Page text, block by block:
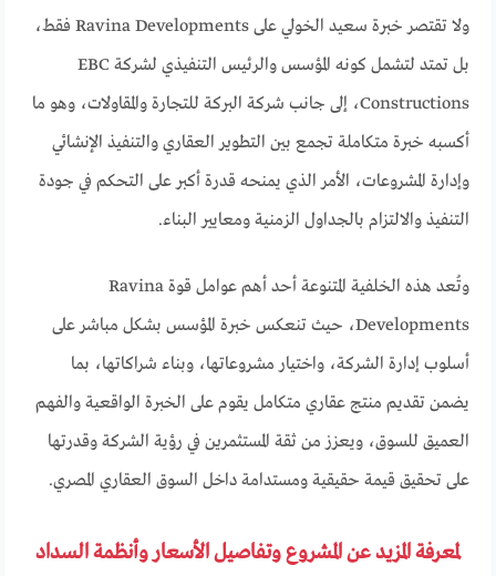
ولا تقتصر خبرة سعيد الخولي على Ravina Developments فقط،
بل تمتد لتشمل كونه المؤسس والرئيس التنفيذي لشركة EBC
Constructions، إلى جانب شركة البركة للتجارة والمقاولات، وهو ما
أكسبه خبرة متكاملة تجمع بين التطوير العقاري والتنفيذ الإنشائي
وإدارة المشروعات، الأمر الذي يمنحه قدرة أكبر على التحكم في جودة
التنفيذ والالتزام بالجداول الزمنية ومعايير البناء.
وتُعد هذه الخلفية المتنوعة أحد أهم عوامل قوة Ravina
Developments، حيث تنعكس خبرة المؤسس بشكل مباشر على
أسلوب إدارة الشركة، واختيار مشروعاتها، وبناء شراكاتها، بما
يضمن تقديم منتج عقاري متكامل يقوم على الخبرة الواقعية والفهم
العميق للسوق، ويعزز من ثقة المستثمرين في رؤية الشركة وقدرتها
على تحقيق قيمة حقيقية ومستدامة داخل السوق العقاري المصري.
لمعرفة المزيد عن المشروع وتفاصيل الأسعار وأنظمة السداد